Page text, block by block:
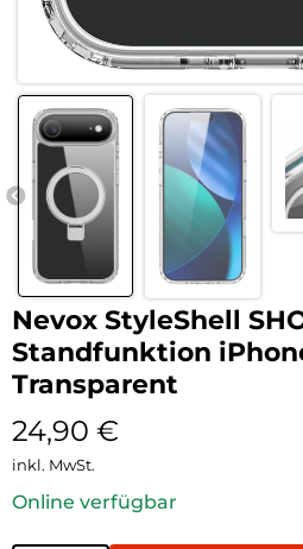
Nevox StyleShell
Standfunktion
Transparent
24,90 €
inkl. MwSt.
Online verfügbar